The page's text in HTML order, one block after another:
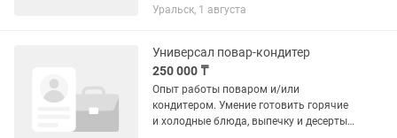
команде. График работы два на два
договориться...
Уральск, 1 августа
Универсал повар-кондитер
250 000 ₸
Опыт работы поваром и/или
кондитером. Умение готовить горячие
и холодные блюда, выпечку и десерты.